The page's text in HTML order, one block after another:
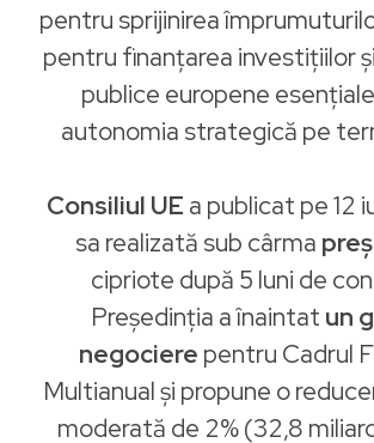
pentru sprijinirea
pentru finanțarea investițiilor
publice europene
autonomia strategică pe
Consiliul UE a publicat pe 12
sa realizată sub cârma
cipriote după 5 luni de
Președinția a înaintat un
negociere pentru Cadrul
Multianual și propune o
moderată de 2% (32,8